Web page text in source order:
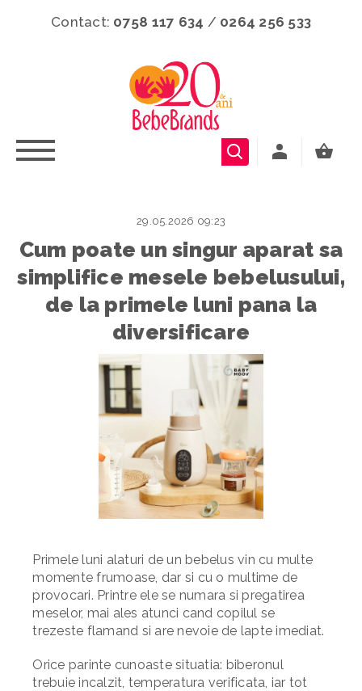
Contact: 0758 117 634 / 0264 256 533
Cum poate un singur aparat sa
simplifice mesele bebelusului,
de la primele luni pana la
diversificare
29.05.2026 09:23
Primele luni alaturi de un bebelus vin cu multe
momente frumoase, dar si cu o multime de
provocari. Printre ele se numara si pregatirea
meselor, mai ales atunci cand copilul se
trezeste flamand si are nevoie de lapte imediat.
Orice parinte cunoaste situatia: biberonul
trebuie incalzit, temperatura verificata, iar tot